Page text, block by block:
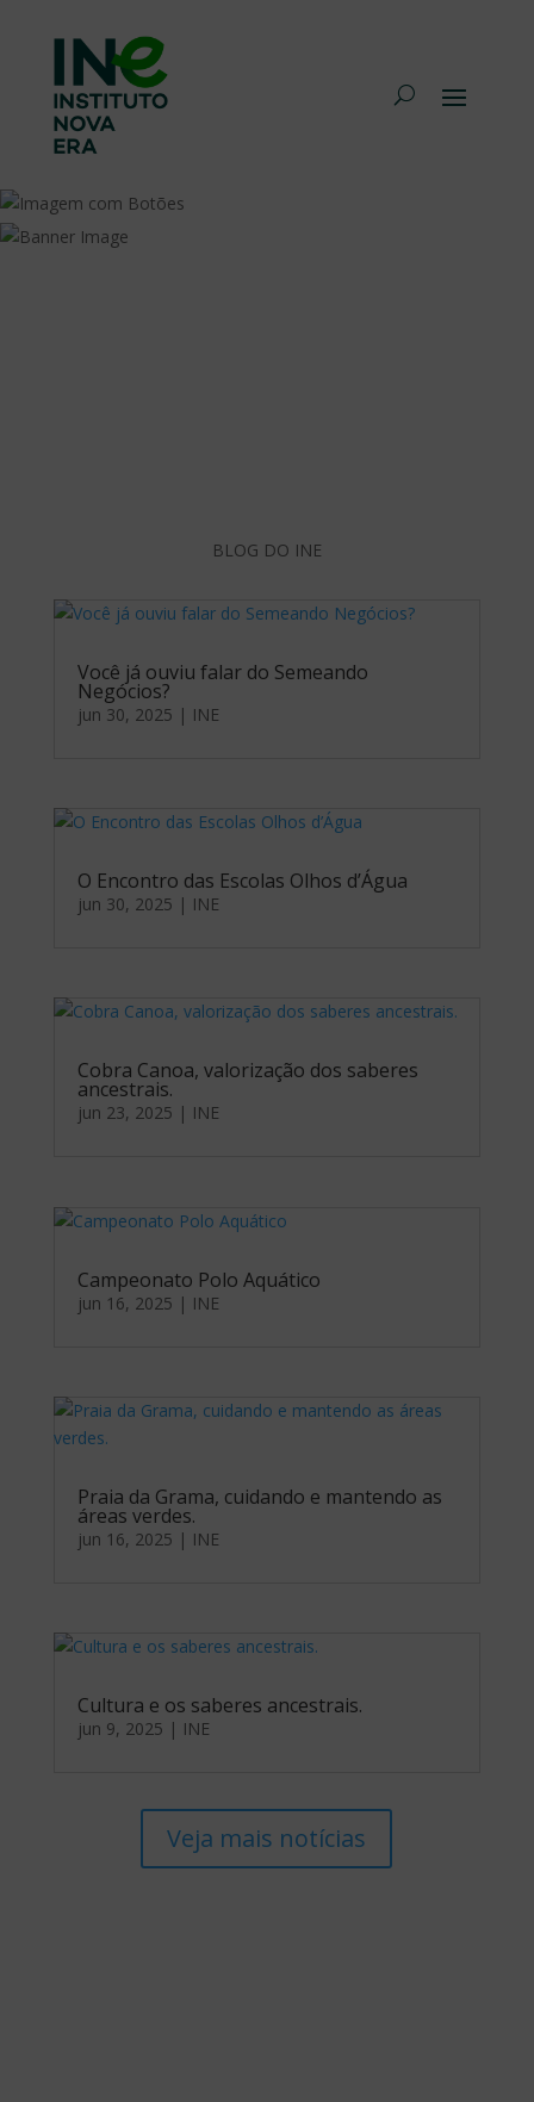
BLOG DO INE
Você já ouviu falar do Semeando
Negócios?
jun 30, 2025 | INE
O Encontro das Escolas Olhos d’Água
jun 30, 2025 | INE
Cobra Canoa, valorização dos saberes
ancestrais.
jun 23, 2025 | INE
Campeonato Polo Aquático
jun 16, 2025 | INE
Praia da Grama, cuidando e mantendo as
áreas verdes.
jun 16, 2025 | INE
Cultura e os saberes ancestrais.
jun 9, 2025 | INE
Veja mais notícias